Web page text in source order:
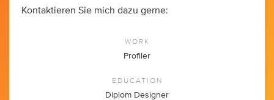
Kontaktieren Sie mich dazu gerne:
WORK
Profiler
EDUCATION
Diplom Designer